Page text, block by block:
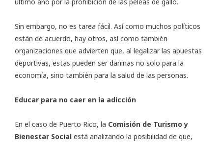
Sin embargo, no es tarea fácil. Así como muchos políticos
están de acuerdo, hay otros, así como también
organizaciones que advierten que, al legalizar las apuestas
deportivas, estas pueden ser dañinas no solo para la
economía, sino también para la salud de las personas.
Educar para no caer en la adicción
En el caso de Puerto Rico, la Comisión de Turismo y
Bienestar Social está analizando la posibilidad de que,